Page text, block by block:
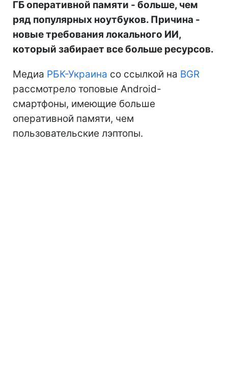
ГБ оперативной памяти - больше, чем
ряд популярных ноутбуков. Причина -
новые требования локального ИИ,
который забирает все больше ресурсов.
Медиа РБК-Украина со ссылкой на BGR
рассмотрело топовые Android-
смартфоны, имеющие больше
оперативной памяти, чем
пользовательские лэптопы.